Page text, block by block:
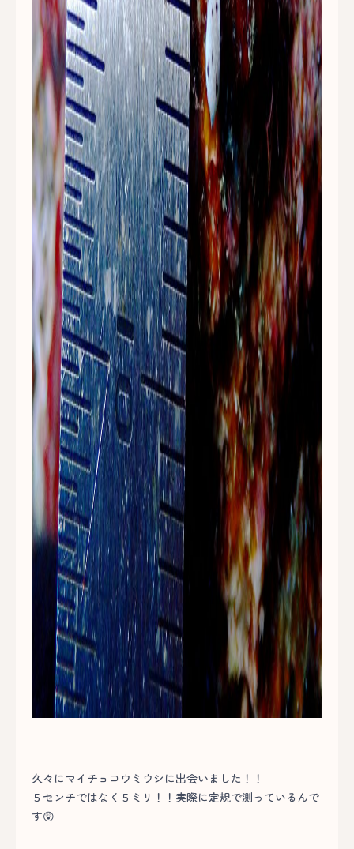
久々にマイチョコウミウシに出会いました！！
５センチではなく５ミリ！！実際に定規で測っているんで
す😲